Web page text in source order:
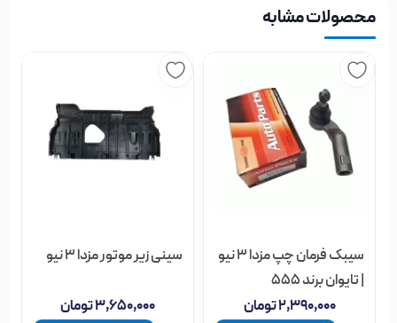
بنزین مزدا 3 نیو
مختلفی در بازار لوازم یدکی مزدا عرضه می شود.
در خصوص برند فورد باید اذعان کنیم بهترین کیفیت بعد از پمپ
بنزین اصلی مزدا موتور ، برند فورد از بالاترین کیفیت برخوردار است.
پمپ بنزین مزدا 3 نیو تا به امروز وجود نداشته است.
علائم خرابی پمپ بنزین مزدا 3
محصولات مشابه
سیبک فرمان چپ مزدا 3 نیو
| تایوان برند 555
۲,۳۹۰,۰۰۰تومان
سینی زیر موتور مزدا 3 نیو
۳,۶۵۰,۰۰۰تومان